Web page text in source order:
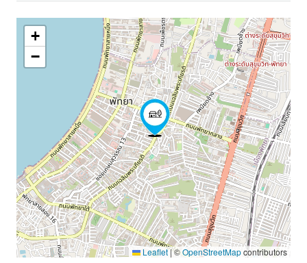
+
−
Leaflet|©OpenStreetMapcontributors